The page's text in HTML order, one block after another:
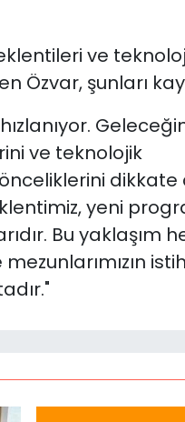
ve
Özvar, şunları
ve teknolojik
yeni
Bu yaklaşım